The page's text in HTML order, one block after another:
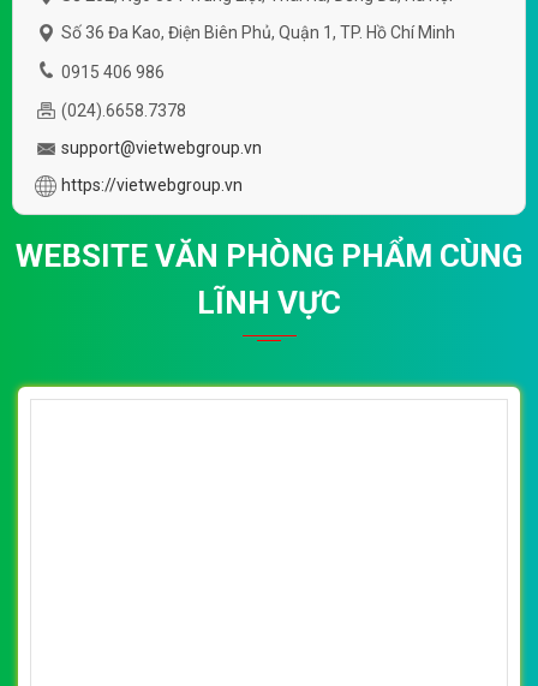
Số 36 Đa Kao, Điện Biên Phủ, Quận 1, TP. Hồ Chí Minh
0915 406 986
(024).6658.7378
support@vietwebgroup.vn
https://vietwebgroup.vn
WEBSITE VĂN PHÒNG PHẨM CÙNG
LĨNH VỰC